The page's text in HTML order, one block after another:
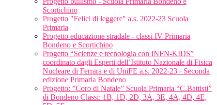
Scortichino
Progetto "Felici di leggere" a.s. 2022-23 Scuola
Primaria
Progetto educazione stradale - classi IV Primaria
Bondeno e Scortichino
Progetto “Scienze e tecnologia con INFN-KIDS”
coordinato dagli Esperti dell’Istituto Nazionale di Fisica
Nucleare di Ferrara e di UniFE a.s. 2022-23 - Seconda
edizione Primaria Bondeno
Progetto: ”Coro di Natale” Scuola Primaria “C.Battisti”
di Bondeno Classi: 1B, 1D, 2D, 3A, 3E, 4A, 4D, 4E,